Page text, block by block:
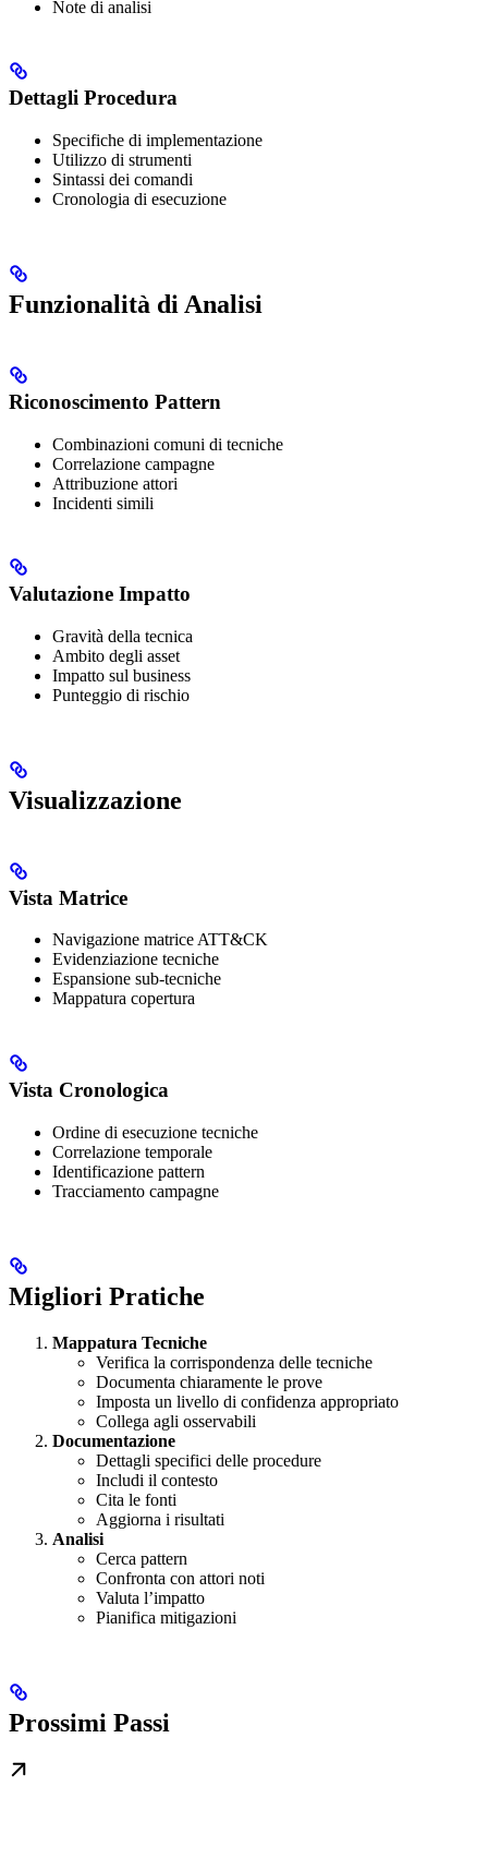
Note di analisi
Dettagli Procedura
Specifiche di implementazione
Utilizzo di strumenti
Sintassi dei comandi
Cronologia di esecuzione
Funzionalità di Analisi
Riconoscimento Pattern
Combinazioni comuni di tecniche
Correlazione campagne
Attribuzione attori
Incidenti simili
Valutazione Impatto
Gravità della tecnica
Ambito degli asset
Impatto sul business
Punteggio di rischio
Visualizzazione
Vista Matrice
Navigazione matrice ATT&CK
Evidenziazione tecniche
Espansione sub-tecniche
Mappatura copertura
Vista Cronologica
Ordine di esecuzione tecniche
Correlazione temporale
Identificazione pattern
Tracciamento campagne
Migliori Pratiche
Mappatura Tecniche
Verifica la corrispondenza delle tecniche
Documenta chiaramente le prove
Imposta un livello di confidenza appropriato
Collega agli osservabili
Documentazione
Dettagli specifici delle procedure
Includi il contesto
Cita le fonti
Aggiorna i risultati
Analisi
Cerca pattern
Confronta con attori noti
Valuta l’impatto
Pianifica mitigazioni
Prossimi Passi